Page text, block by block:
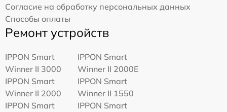
Согласие на обработку персональных данных
Способы оплаты
Ремонт устройств
IPPON Smart
Winner II 3000
IPPON Smart
Winner II 2000E
IPPON Smart
Winner II 2000
IPPON Smart
Winner II 1550
IPPON Smart
IPPON Smart